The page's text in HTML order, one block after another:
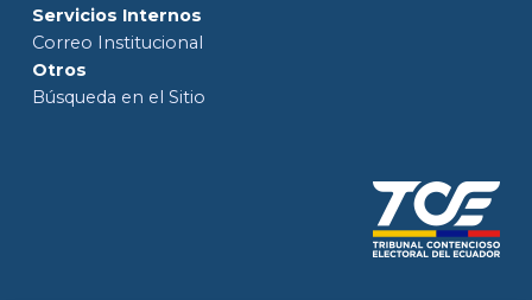
Servicios Internos
Correo Institucional
Otros
Búsqueda en el Sitio